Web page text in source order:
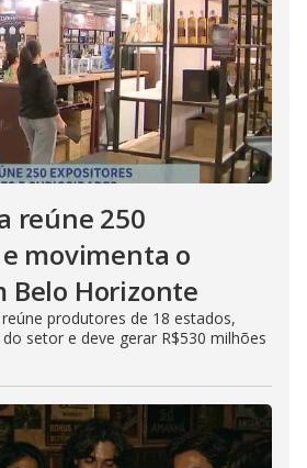
reúne 250
movimenta o
Belo Horizonte
produtores de 18 estados,
setor e deve gerar R$530 milhões